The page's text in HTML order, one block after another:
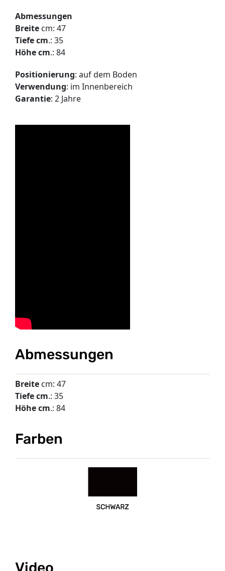
Abmessungen
Breitecm: 47
Tiefe cm.: 35
Höhe cm.: 84
Positionierung: auf dem Boden
Verwendung: im Innenbereich
Garantie: 2 Jahre
Abmessungen
Breitecm: 47
Tiefe cm.: 35
Höhe cm.: 84
Farben
Video